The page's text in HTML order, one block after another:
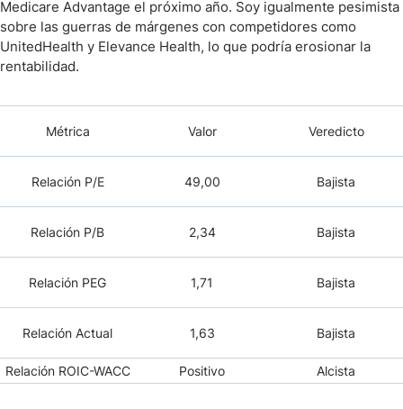
Medicare Advantage el próximo año. Soy igualmente pesimista
sobre las guerras de márgenes con competidores como
UnitedHealth y Elevance Health, lo que podría erosionar la
rentabilidad.
Métrica Valor Veredicto
Relación P/E 49,00 Bajista
Relación P/B 2,34 Bajista
Relación PEG 1,71 Bajista
Relación Actual 1,63 Bajista
Relación ROIC-WACC Positivo Alcista